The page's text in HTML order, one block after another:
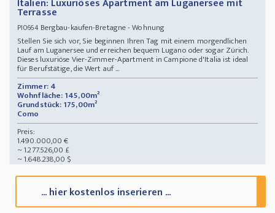
Italien: Luxuriöses Apartment am Luganersee mit
Terrasse
PI0664Bergbau-kaufen-Bretagne - Wohnung
Stellen Sie sich vor, Sie beginnen Ihren Tag mit einem morgendlichen
Lauf am Luganersee und erreichen bequem Lugano oder sogar Zürich.
Dieses luxuriöse Vier-Zimmer-Apartment in Campione d'Italia ist ideal
für Berufstätige, die Wert auf ...
Zimmer: 4
Wohnfläche: 145,00m²
Grundstück: 175,00m²
Como
Preis:
1.490.000,00 €
~ 1.277.526,00 £
~ 1.648.238,00 $
... hier kostenlos inserieren ...